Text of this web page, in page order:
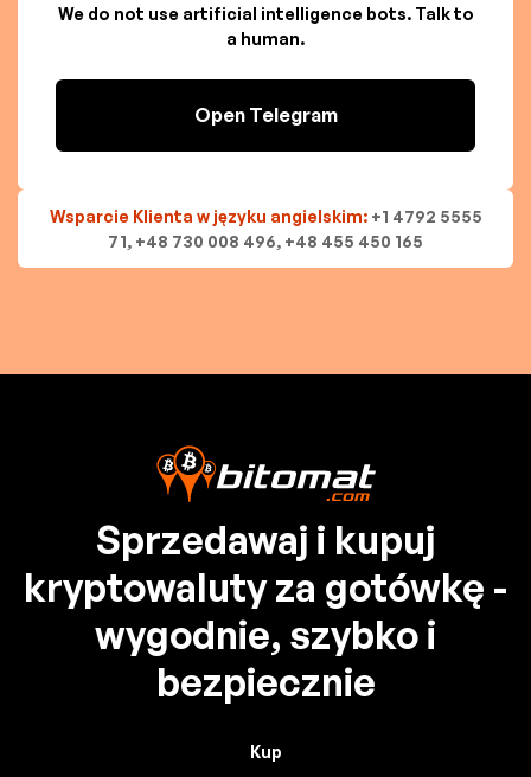
We do not use artificial intelligence bots. Talk to
a human.
Open Telegram
Wsparcie Klienta w języku angielskim: +1 4792 5555
71, +48 730 008 496, +48 455 450 165
Sprzedawaj i kupuj
kryptowaluty za gotówkę -
wygodnie, szybko i
bezpiecznie
Kup